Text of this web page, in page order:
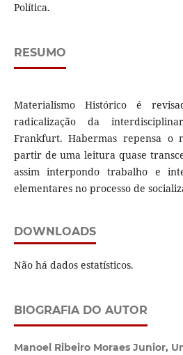
Política.
RESUMO
Materialismo Histórico é
radicalização da
Frankfurt. Habermas repensa o
partir de uma leitura quase
assim interpondo trabalho e
elementares no processo de
DOWNLOADS
Não há dados estatísticos.
BIOGRAFIA DO AUTOR
Manoel Ribeiro Moraes Junior,